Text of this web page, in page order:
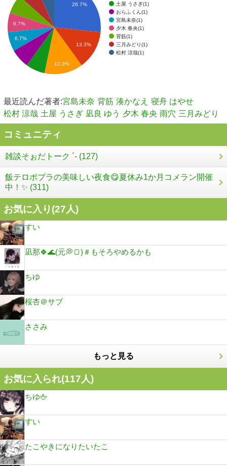
土屋 うさぎ(1)
おらふくん(1)
宮島未奈(1)
夕木 春央(1)
背筋(1)
三月みどり(1)
松村 涼哉(1)
26.7%
13.3%
6.7%
6.7%
13.3%
最近読んだ著者:宮島未奈 背筋 湊かなえ 寝舟 はやせ
松村 涼哉 土屋 うさぎ 凪良 ゆう 夕木 春央 雨穴 三月みどり
コミュニティ
雑談そぉだトーク ´- (127)
飯テロポプラの美味しい夜食😋夏休み1か月コメラン開催
中！✨ (311)
お気に入り(27人)
すい
凪那🍀🌊(元💭🍞)＃もそろやめるかも
ちゆ
桜杏＠サブ
ささみ
もっと見る
お気に入られ(117人)
ちゆ🖕
すい
たこやきになりたいたこ